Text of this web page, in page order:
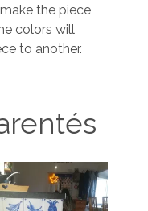
the piece
colors will
to another.